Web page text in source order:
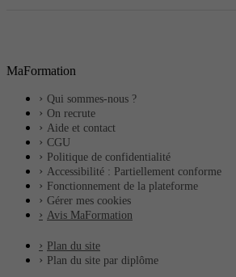
MaFormation
Qui sommes-nous ?
On recrute
Aide et contact
CGU
Politique de confidentialité
Accessibilité : Partiellement conforme
Fonctionnement de la plateforme
Gérer mes cookies
Avis MaFormation
Plan du site
Plan du site par diplôme